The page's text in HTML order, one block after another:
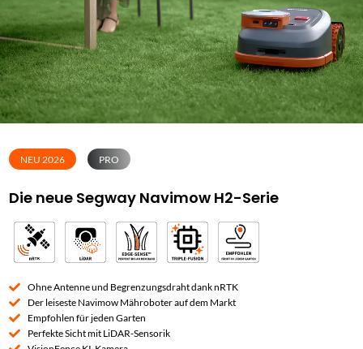
NEU 2026 PRO
Die neue Segway Navimow H2-Serie
Ohne Antenne und Begrenzungsdraht dank nRTK
Der leiseste Navimow Mähroboter auf dem Markt
Empfohlen für jeden Garten
Perfekte Sicht mit LiDAR-Sensorik